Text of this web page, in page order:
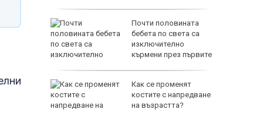
Почти половината
бебета по света са
изключително
кърмени през първите
Как се променят
костите с напредване
на възрастта?